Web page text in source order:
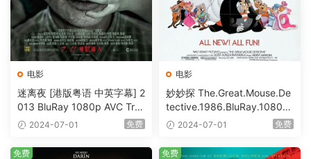
电影
迷离夜 [港版粤语 中英字幕] 2
013 BluRay 1080p AVC Tru
eHD5.1 [BDISO 22.64GB]
2024-07-01 免费
电影
妙妙探 The.Great.Mouse.De
tective.1986.BluRay.1080p.
AVC.DTS-HD.MA.5.1-HDHo
2024-07-01 免费
免费 免费